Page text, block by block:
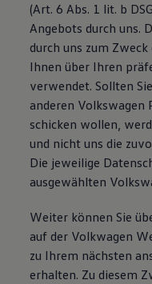
(Art. 6 Abs. 1 lit. b
Angebots durch uns.
durch uns zum
Ihnen über Ihren
verwendet. Sollten
anderen Volkswagen
schicken wollen,
und nicht uns die
Die jeweilige
ausgewählten
Weiter können Sie
auf der Volkwagen
zu Ihrem nächsten
erhalten. Zu diesem